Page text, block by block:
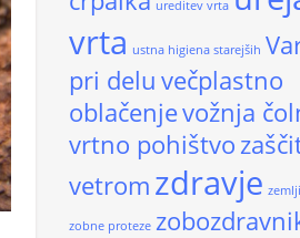
ureditev vrta
vrta ustna higiena starejših
pri delu večplastno
oblačenjevožnja
vrtno pohištvo
vetrom zdravje
zobne proteze